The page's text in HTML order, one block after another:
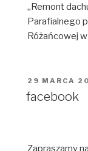
„Remont
Parafialnego
Różańcowej
W
29 MARCA
facebook
Zapraszamy